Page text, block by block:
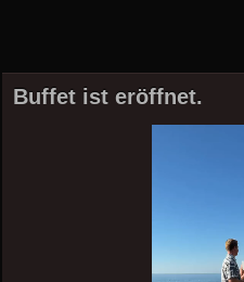
Buffet ist eröffnet.